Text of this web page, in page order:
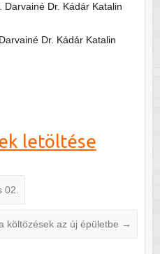
Darvainé Dr. Kádár Katalin
Dr. Kádár Katalin
letöltése
költözések az új épületbe →